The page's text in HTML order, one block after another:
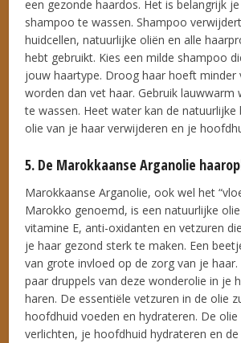
een gezonde haardos. Het is belangrijk
shampoo te wassen. Shampoo
huidcellen, natuurlijke oliën en alle
hebt gebruikt. Kies een milde shampoo
jouw haartype. Droog haar hoeft minder
worden dan vet haar. Gebruik
te wassen. Heet water kan de natuurlijke
olie van je haar verwijderen en je
5. De Marokkaanse Arganolie
Marokkaanse Arganolie, ook wel het
Marokko genoemd, is een natuurlijke
vitamine E, anti-oxidanten en vetzuren
je haar gezond sterk te maken. Een
van grote invloed op de zorg van je haar.
paar druppels van deze wonderolie in je
haren. De essentiële vetzuren in de olie
hoofdhuid voeden en hydrateren. De olie
verlichten, je hoofdhuid hydrateren en